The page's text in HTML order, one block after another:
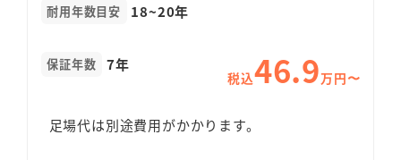
耐用年数目安 18~20年
保証年数 7年
税込46.9万円〜
足場代は別途費用がかかります。